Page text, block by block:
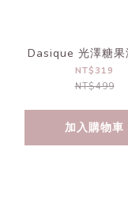
Dasique 光澤糖果
NT$319
NT$499
加入購物車